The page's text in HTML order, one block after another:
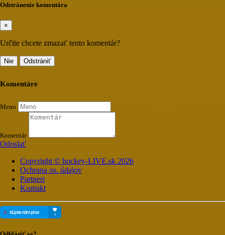
Odstránenie komentára
×
Určite chcete zmazať tento komentár?
Nie Odstrániť
Komentáre
Meno
Komentár
Odoslať
Copyright © hockey-LIVE.sk 2026
Ochrana os. údajov
Partneri
Kontakt